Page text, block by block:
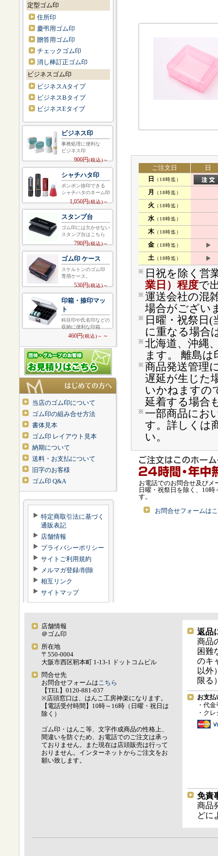
定型ゴム印
住所印
慶弔用ゴム印
贈答用ゴム印
チェックゴム印
消し棒訂正ゴム印
ビジネスゴム印
ビジネスAタイプ
ビジネスBタイプ
ビジネスEタイプ
ビジネス印
事務処理に便利な
ビジネス印
900円(税込)～
シャチハタ印
ポンポン捺印できる
シャチハタのネーム印
1,050円(税込)～
スタンプ台
ゴム印には欠かせない
スタンプ台はこちら
790円(税込)～
ゴム印 ケース
スケルトンのゴム印
専用ケース。
530円(税込)～
印箱・捺印マッ
ト
科目印や氏名印などの
収納に便利な印箱
460円(税込)～ ～
当店のゴム印について
ゴム印の組み合せ方法
書体見本
ゴム印 レイアウト見本
納期について
送料・お支払について
旧字のお客様
ゴム印 Q&A
特定商取引法に基づく
通販表記
店舗情報
プライバシーポリシー
サイトご利用規約
メルマガ登録/削除
相互リンク
サイトマップ
ご注文日
日
日
（18時迄）
月 （18時迄）
火 （18時迄）
水 （18時迄）
木 （18時迄）
金 （18時迄）
土 （18時迄）
日祝を除く営
業日）程度で
運送会社の混
場合がござい
日曜・祝祭日
に重なる場合
北海道、沖縄
ます。 離島
商品発送管理
遅延が生じた
いかねますの
延着する場合
一部商品にお
す。詳しくは
い。
お電話でのお問合せ及びメ
日曜・祝祭日を除く、10
す。
お問合せフォームは
店舗情報
＠ゴム印
所在地
〒550-0004
大阪市西区靭本町 1-13-1 ドットコムビル
問合せ先
お問合せフォームはこちら
【TEL】0120-881-037
※店頭窓口は、はんこ工房神楽になります。
【電話受付時間】10時～16時（日曜・祝日は
除く）
ゴム印・はんこ等、文字作成商品の性格上、
間違いを防ぐため、お電話でのご注文は承っ
ておりません。また現在は店頭販売は行って
おりません。インターネットからご注文をお
願い致します。
返品
商品
困難
のキ
以外
限る
お支払
・代
・ク
免責
商品
どに